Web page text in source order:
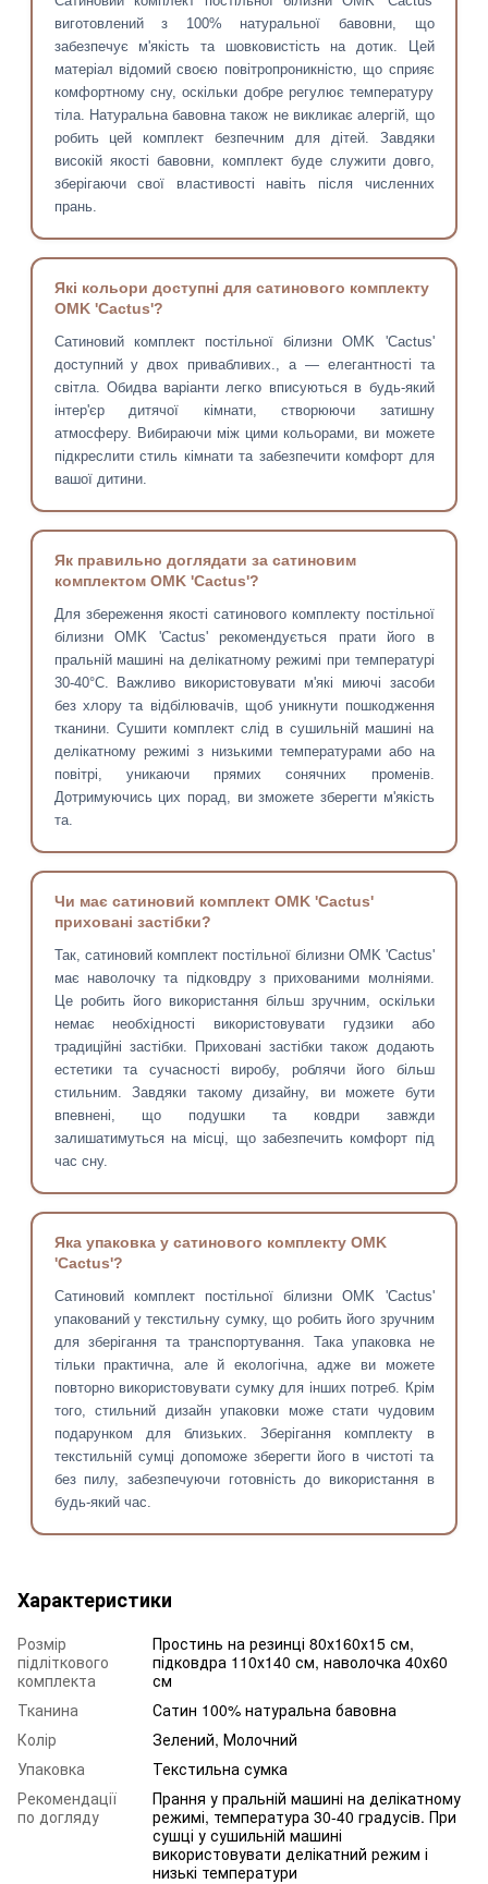
виготовлений з 100% натуральної бавовни, що
забезпечує м'якість та шовковистість на дотик. Цей
матеріал відомий своєю повітропроникністю, що сприяє
комфортному сну, оскільки добре регулює температуру
тіла. Натуральна бавовна також не викликає алергій, що
робить цей комплект безпечним для дітей. Завдяки
високій якості бавовни, комплект буде служити довго,
зберігаючи свої властивості навіть після численних
прань.
Які кольори доступні для сатинового комплекту
OMK 'Cactus'?
Сатиновий комплект постільної білизни OMK 'Cactus'
доступний у двох привабливих., а — елегантності та
світла. Обидва варіанти легко вписуються в будь-який
інтер'єр дитячої кімнати, створюючи затишну
атмосферу. Вибираючи між цими кольорами, ви можете
підкреслити стиль кімнати та забезпечити комфорт для
вашої дитини.
Як правильно доглядати за сатиновим
комплектом OMK 'Cactus'?
Для збереження якості сатинового комплекту постільної
білизни OMK 'Cactus' рекомендується прати його в
пральній машині на делікатному режимі при температурі
30-40°C. Важливо використовувати м'які миючі засоби
без хлору та відбілювачів, щоб уникнути пошкодження
тканини. Сушити комплект слід в сушильній машині на
делікатному режимі з низькими температурами або на
повітрі, уникаючи прямих сонячних променів.
Дотримуючись цих порад, ви зможете зберегти м'якість
та.
Чи має сатиновий комплект OMK 'Cactus'
приховані застібки?
Так, сатиновий комплект постільної білизни OMK 'Cactus'
має наволочку та підковдру з прихованими молніями.
Це робить його використання більш зручним, оскільки
немає необхідності використовувати гудзики або
традиційні застібки. Приховані застібки також додають
естетики та сучасності виробу, роблячи його більш
стильним. Завдяки такому дизайну, ви можете бути
впевнені, що подушки та ковдри завжди
залишатимуться на місці, що забезпечить комфорт під
час сну.
Яка упаковка у сатинового комплекту OMK
'Cactus'?
Сатиновий комплект постільної білизни OMK 'Cactus'
упакований у текстильну сумку, що робить його зручним
для зберігання та транспортування. Така упаковка не
тільки практична, але й екологічна, адже ви можете
повторно використовувати сумку для інших потреб. Крім
того, стильний дизайн упаковки може стати чудовим
подарунком для близьких. Зберігання комплекту в
текстильній сумці допоможе зберегти його в чистоті та
без пилу, забезпечуючи готовність до використання в
будь-який час.
Характеристики
Розмір
підліткового
комплекта
Простинь на резинці 80х160х15 см,
підковдра 110х140 см, наволочка 40х60
см
Тканина
Сатин 100% натуральна бавовна
Колір
Зелений, Молочний
Упаковка
Текстильна сумка
Рекомендації
по догляду
Прання у пральній машині на делікатному
режимі, температура 30-40 градусів. При
сушці у сушильній машині
використовувати делікатний режим і
низькі температури